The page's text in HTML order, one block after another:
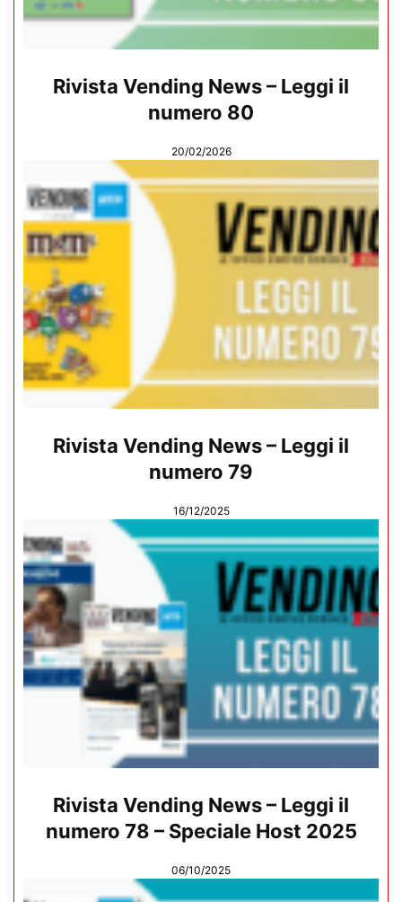
Rivista Vending News – Leggi il
numero 80
20/02/2026
Rivista Vending News – Leggi il
numero 79
16/12/2025
Rivista Vending News – Leggi il
numero 78 – Speciale Host 2025
06/10/2025